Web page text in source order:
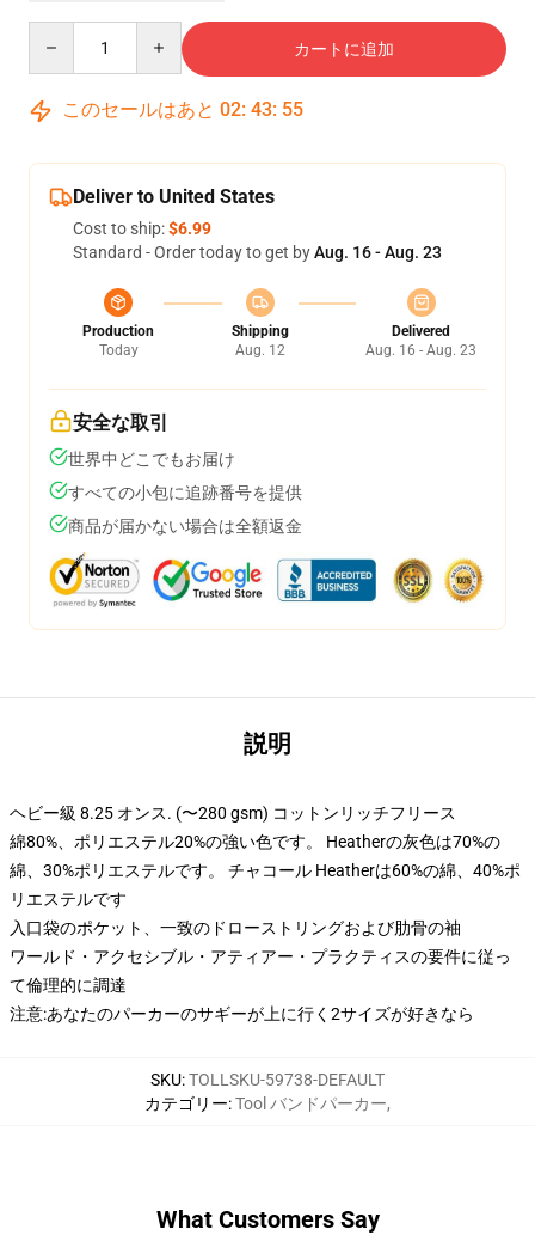
カートに追加
このセールはあと 02: 43: 54
Deliver to United States
Cost to ship:$6.99
Standard - Order today to get byAug. 16 - Aug. 23
Production
Today
Shipping
Aug. 12
Delivered
Aug. 16 - Aug. 23
安全な取引
世界中どこでもお届け
すべての小包に追跡番号を提供
商品が届かない場合は全額返金
説明
ヘビー級 8.25 オンス. (〜280 gsm) コットンリッチフリース
綿80%、ポリエステル20%の強い色です。 Heatherの灰色は70%の
綿、30%ポリエステルです。 チャコール Heatherは60%の綿、40%ポ
リエステルです
入口袋のポケット、一致のドローストリングおよび肋骨の袖
ワールド・アクセシブル・アティアー・プラクティスの要件に従っ
て倫理的に調達
注意:あなたのパーカーのサギーが上に行く2サイズが好きなら
SKU:TOLLSKU-59738-DEFAULT
カテゴリー:Tool バンドパーカー,
What Customers Say